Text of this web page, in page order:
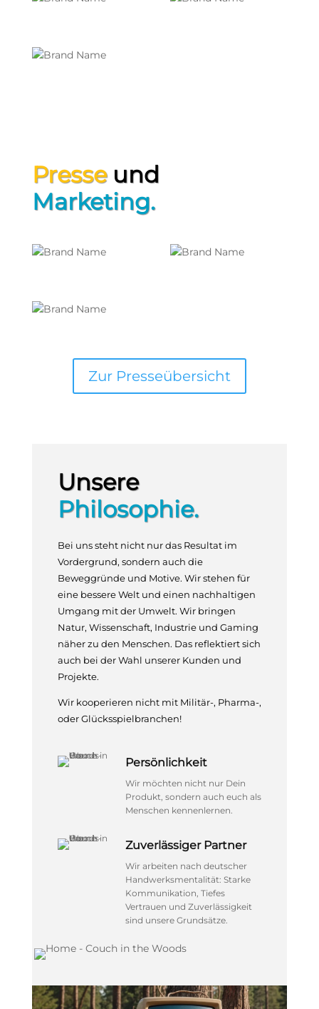
Presse und
Marketing.
Zur Presseübersicht
Unsere
Philosophie.
Bei uns steht nicht nur das Resultat im
Vordergrund, sondern auch die
Beweggründe und Motive. Wir stehen für
eine bessere Welt und einen nachhaltigen
Umgang mit der Umwelt. Wir bringen
Natur, Wissenschaft, Industrie und Gaming
näher zu den Menschen. Das reflektiert sich
auch bei der Wahl unserer Kunden und
Projekte.
Wir kooperieren nicht mit Militär-, Pharma-,
oder Glücksspielbranchen!
Persönlichkeit
Wir möchten nicht nur Dein
Produkt, sondern auch euch als
Menschen kennenlernen.
Zuverlässiger Partner
Wir arbeiten nach deutscher
Handwerksmentalität: Starke
Kommunikation, Tiefes
Vertrauen und Zuverlässigkeit
sind unsere Grundsätze.